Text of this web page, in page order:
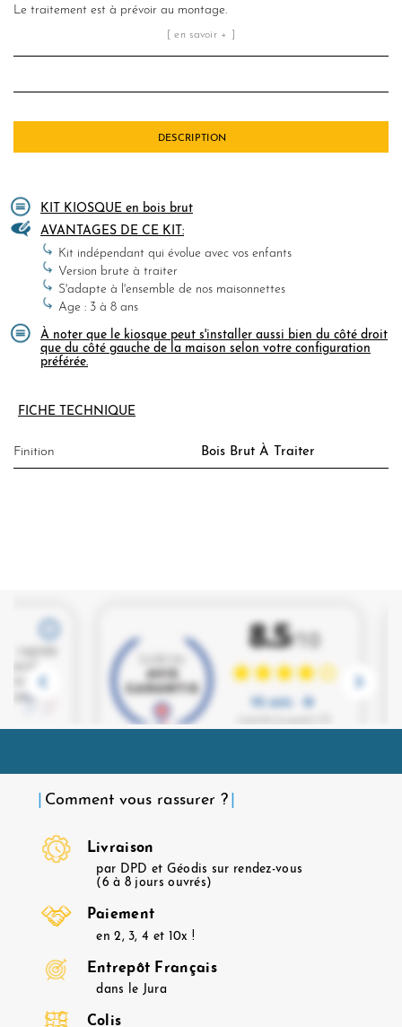
Le traitement est à prévoir au montage.
[ en savoir + ]
DESCRIPTION
KIT KIOSQUE en bois brut
AVANTAGES DE CE KIT:
Kit indépendant qui évolue avec vos enfants
Version brute à traiter
S'adapte à l'ensemble de nos maisonnettes
Age : 3 à 8 ans
À noter que le kiosque peut s'installer aussi bien du côté droit
que du côté gauche de la maison selon votre configuration
préférée.
FICHE TECHNIQUE
Finition Bois Brut À Traiter
Comment vous rassurer ?
Livraison
par DPD et Géodis sur rendez-vous
(6 à 8 jours ouvrés)
Paiement
en 2, 3, 4 et 10x !
Entrepôt Français
dans le Jura
Colis